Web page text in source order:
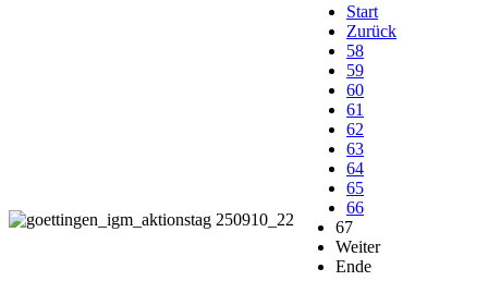
Start
Zurück
58
59
60
61
62
63
64
65
66
67
Weiter
Ende